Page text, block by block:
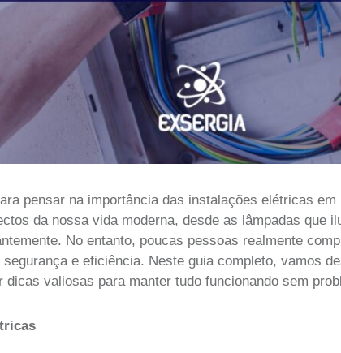
pensar na importância das instalações elétricas
da nossa vida moderna, desde as lâmpadas que
No entanto, poucas pessoas realmente
e eficiência. Neste guia completo, vamos
valiosas para manter tudo funcionando sem